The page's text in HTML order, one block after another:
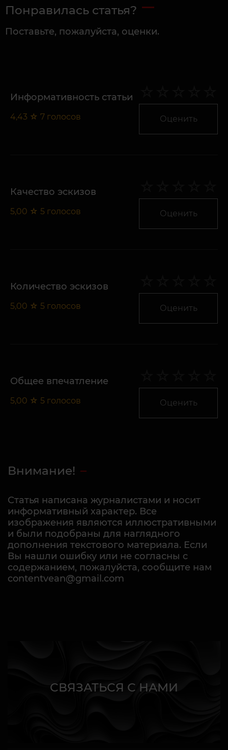
Понравилась статья?
Поставьте, пожалуйста, оценки.
Информативность статьи
4,43 ☆ 7 голосов Оценить
Качество эскизов
5,00 ☆ 5 голосов Оценить
Количество эскизов
5,00 ☆ 5 голосов Оценить
Общее впечатление
5,00 ☆ 5 голосов Оценить
Внимание!
Статья написана журналистами и носит
информативный характер. Все
изображения являются иллюстративными
и были подобраны для наглядного
дополнения текстового материала. Если
Вы нашли ошибку или не согласны с
содержанием, пожалуйста, сообщите нам
contentvean@gmail.com
СВЯЗАТЬСЯ С НАМИ